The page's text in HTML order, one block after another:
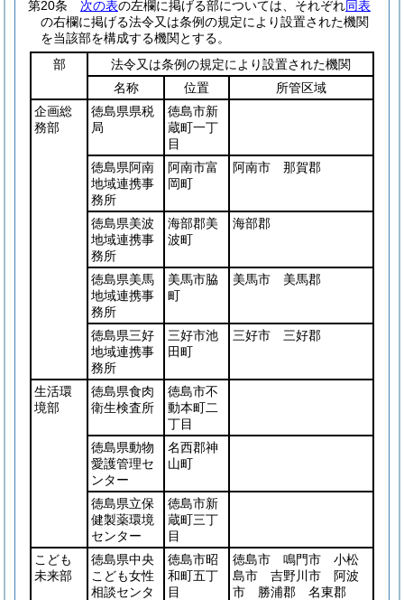
第20条 次の表の左欄に掲げる部については、それぞれ同表
の右欄に掲げる法令又は条例の規定により設置された機関
を当該部を構成する機関とする。
部
法令又は条例の規定により設置された機関
名称
位置
所管区域
企画総
務部
徳島県県税
局
徳島市新
蔵町一丁
目
徳島県阿南
地域連携事
務所
阿南市富
岡町
阿南市 那賀郡
徳島県美波
地域連携事
務所
海部郡美
波町
海部郡
徳島県美馬
地域連携事
務所
美馬市脇
町
美馬市 美馬郡
徳島県三好
地域連携事
務所
三好市池
田町
三好市 三好郡
生活環
境部
徳島県食肉
衛生検査所
徳島市不
動本町二
丁目
徳島県動物
愛護管理セ
ンター
名西郡神
山町
徳島県立保
健製薬環境
センター
徳島市新
蔵町三丁
目
こども
未来部
徳島県中央
こども女性
相談センタ
徳島市昭
和町五丁
目
徳島市 鳴門市 小松
島市 吉野川市 阿波
市 勝浦郡 名東郡